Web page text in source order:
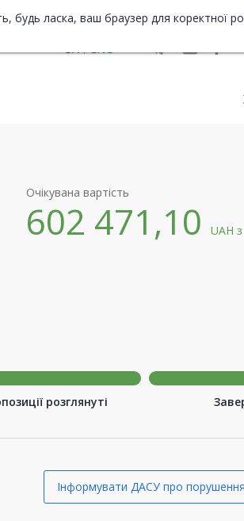
будь ласка, ваш браузер для коректної
UA
ENG
Очікувана вартість
602 471,10UAH
розглянуті
Інформувати ДАСУ про порушення